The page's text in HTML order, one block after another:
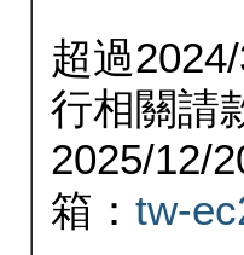
超過
行相關請
2025/12/
箱： tw-